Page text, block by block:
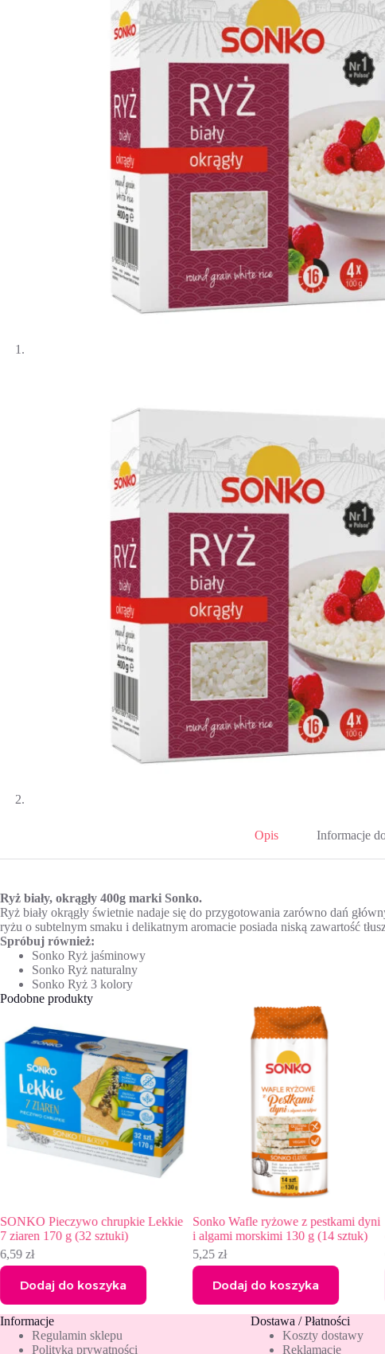
Opis Informacje
Ryż biały, okrągły 400g marki Sonko.
Ryż biały okrągły świetnie nadaje się do przygotowania zarówno dań
ryżu o subtelnym smaku i delikatnym aromacie posiada niską zawartość
Spróbuj również:
Sonko Ryż jaśminowy
Sonko Ryż naturalny
Sonko Ryż 3 kolory
Podobne produkty
Sonko Wafle ryżowe z pestkami dyni
i algami morskimi 130 g (14 sztuk)
5,25
Dodaj do koszyka
Sonko Pieczywo chrupkie Lekkie
owsem 170 g (32 sztuki)
6,85
Dodaj do koszyka
Informacje
Regulamin sklepu
Polityka prywatności
Dostawa / Płatności
Koszty dostawy
Reklamacje